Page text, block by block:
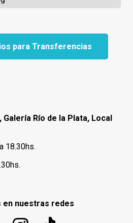
para Transferencias
Galería Río de la Plata, Local
18.30hs.
en nuestras redes